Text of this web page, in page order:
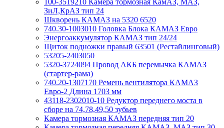
ЗиЛ,КрАЗ тип 24
Шкворень КАМАЗ на 5320 6520
740.30-1003010 Головка Блока КАМАЗ Евро
Энергоаккумулятор КАМАЗ тип 24/24
Щиток подножки правый 63501 (Рестайлинговый)
53205-2403050
5320-3724094 Провод АКБ перемычка КАМАЗ
(стартер-рама)
740.20-1307170 Ремень вентилятора КАМАЗ
Евро-2 Длина 1703 мм
43118-2302010-10 Редуктор переднего моста в
сборе на 74,78,49,50 зубьев
Камера тормозная КАМАЗ передняя тип 20